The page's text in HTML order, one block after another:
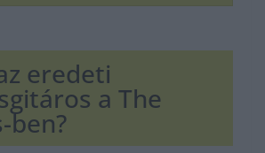
eredeti
a The
ben?